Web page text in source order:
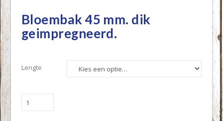
Bloembak 45 mm. dik
geimpregneerd.
Lengte
Bloembak
45